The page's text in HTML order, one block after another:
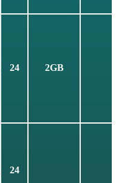
24 2GB
24